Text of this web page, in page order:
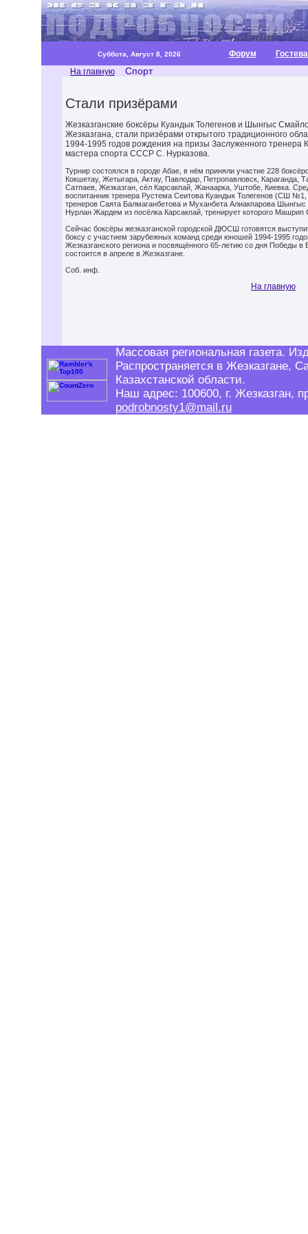
Суббота, Август 8, 2026 Форум
На главную
Спорт
Стали призёрами
Жезказганские боксёры Куандык Толегенов и Шынгыс
Жезказгана, стали призёрами открытого традиционного
1994-1995 годов рождения на призы Заслуженного
мастера спорта СССР С. Нурказова.
Турнир состоялся в городе Абае, в нём приняли участие 228
Кокшетау, Жетыгара, Актау, Павлодар, Петропавловск, Караганда,
Сатпаев, Жезказган, сёл Карсакпай, Жанаарка, Уштобе, Киевка.
воспитанник тренера Рустема Сеитова Куандык Толегенов (СШ №1,
тренеров Саята Балмаганбетова и Муханбета Алиакпарова
Нурлан Жардем из посёлка Карсакпай, тренирует которого Машрип
Сейчас боксёры жезказганской городской ДЮСШ готовятся
боксу с участием зарубежных команд среди юношей 1994-1995
Жезказганского региона и посвящённого 65-летию со дня Победы
состоится в апреле в Жезказгане.
Соб. инф.
На главную
Массовая региональная газета.
Распространяется в Жезказгане,
Казахстанской области.
Наш адрес: 100600, г. Жезказган,
podrobnosty1@mail.ru